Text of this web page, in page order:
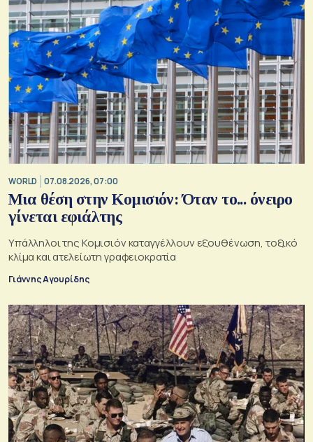
WORLD 07.08.2026, 07:00
Μια θέση στην Κομισιόν: Όταν το... όνειρο
γίνεται εφιάλτης
Υπάλληλοι της Κομισιόν καταγγέλλουν εξουθένωση, τοξικό
κλίμα και ατελείωτη γραφειοκρατία
Γιάννης Αγουρίδης